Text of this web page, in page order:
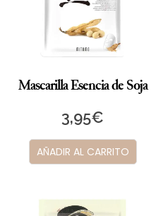
Mascarilla Esencia de Soja
3,95€
AÑADIR AL CARRITO